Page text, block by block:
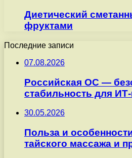
Диетический
фруктами
Последние записи
07.08.2026
Российская ОС —
стабильность для
30.05.2026
Польза и
тайского массажа и